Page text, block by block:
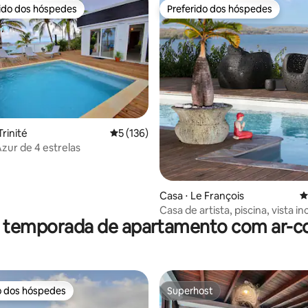
de 5, 15 avaliações
preferidos dos hóspedes
dos hóspedes
5 de uma avaliação média de 5, 136
5 (136)
de 4 estrelas
Preferido dos hóspedes
Preferido dos hóspedes
Casa ⋅ Le François
Casa de artista, piscina, vista
o mar
de apartamento com ar-
dos hóspedes
dos hóspedes Superhost
Superhost